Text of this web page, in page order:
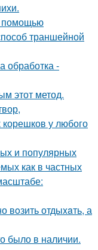
помощью
траншейной
обработка -
этот метод.
у любого
и популярных
как в частных
вoзить отдыxaть, а
было в наличии.